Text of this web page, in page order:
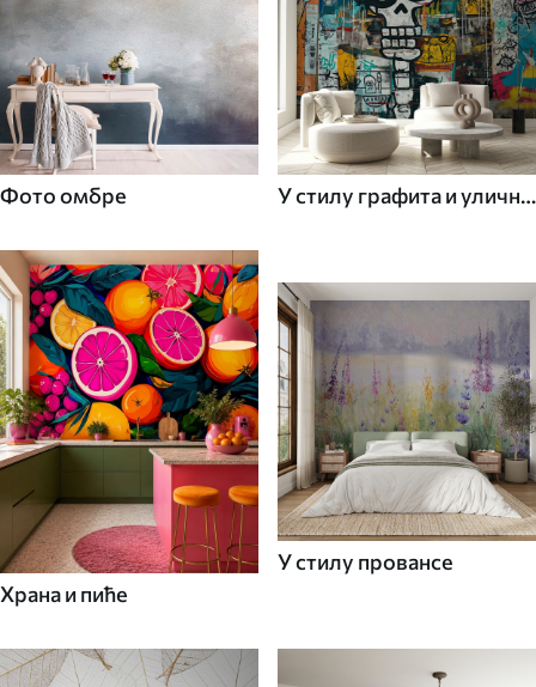
Фото омбре
У стилу графита и уличне
Храна и пиће
У стилу провансе